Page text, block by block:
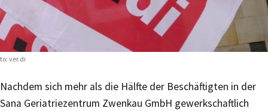
ver.di
Nachdem sich mehr als die Hälfte der Beschäftigten in der
Sana Geriatriezentrum Zwenkau GmbH gewerkschaftlich